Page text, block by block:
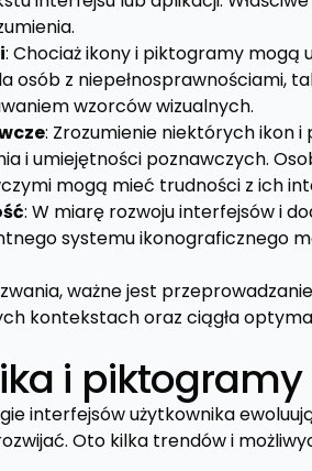
: Chociaż ikony i piktogramy mogą
osób z niepełnosprawnościami,
wzorców wizualnych.
: Zrozumienie niektórych ikon
i umiejętności poznawczych.
mogą mieć trudności z ich
: W miarę rozwoju interfejsów i
systemu ikonograficznego
ważne jest
kontekstach oraz ciągła
i piktogramy
interfejsów użytkownika
Oto kilka trendów i